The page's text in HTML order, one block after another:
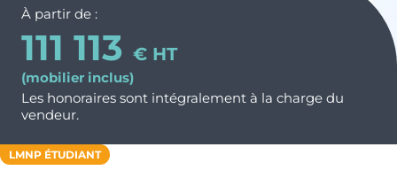
Monuments Historiques
Déficit Foncier
Denormandie
Nos métiers et nos valeurs
Chiffres clés de l’entreprise
Politique RH
Recrutement
À partir de :
111 113 € HT
(mobilier inclus)
Les honoraires sont intégralement à la charge du
vendeur.
LMNP ÉTUDIANT